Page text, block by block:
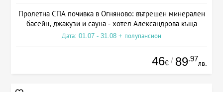
Пролетна СПА почивка в Огняново: вътрешен минерален
басейн, джакузи и сауна - хотел Александрова къща
Дата: 01.07 - 31.08 + полупансион
46€ / 89.97
лв.